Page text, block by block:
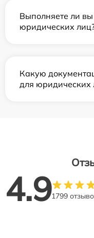
Выполняете ли
юридических
Какую
для юридических
4.91799